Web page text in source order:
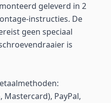
geleverd in 2
instructies. De
geen speciaal
is
PayPal,